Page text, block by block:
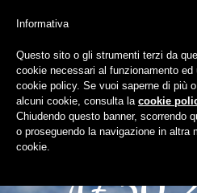
2024-
Informativa
Questo sito o gli strumenti terzi da
cookie necessari al funzionamento
cookie policy. Se vuoi saperne di più
alcuni cookie, consulta la cookie
Chiudendo questo banner, scorrendo
o proseguendo la navigazione in altra
cookie.